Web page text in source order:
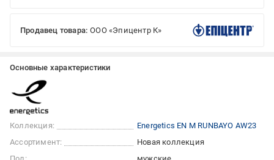
Продавец товара: ООО «Эпицентр К»
Основные характеристики
Коллекция:
Energetics EN M RUNBAYO AW23
Ассортимент:
Новая коллекция